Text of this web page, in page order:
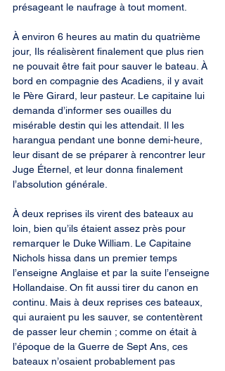
présageant le naufrage à tout moment.
À environ 6 heures au matin du quatrième
jour, Ils réalisèrent finalement que plus rien
ne pouvait être fait pour sauver le bateau. À
bord en compagnie des Acadiens, il y avait
le Père Girard, leur pasteur. Le capitaine lui
demanda d’informer ses ouailles du
misérable destin qui les attendait. Il les
harangua pendant une bonne demi-heure,
leur disant de se préparer à rencontrer leur
Juge Éternel, et leur donna finalement
l’absolution générale.
À deux reprises ils virent des bateaux au
loin, bien qu’ils étaient assez près pour
remarquer le Duke William. Le Capitaine
Nichols hissa dans un premier temps
l’enseigne Anglaise et par la suite l’enseigne
Hollandaise. On fit aussi tirer du canon en
continu. Mais à deux reprises ces bateaux,
qui auraient pu les sauver, se contentèrent
de passer leur chemin ; comme on était à
l’époque de la Guerre de Sept Ans, ces
bateaux n’osaient probablement pas